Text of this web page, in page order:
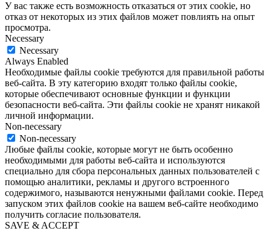
У вас также есть возможность отказаться от этих cookie, но
отказ от некоторых из этих файлов может повлиять на опыт
просмотра.
Necessary
Necessary
Always Enabled
Необходимые файлы cookie требуются для правильной работы
веб-сайта. В эту категорию входят только файлы cookie,
которые обеспечивают основные функции и функции
безопасности веб-сайта. Эти файлы cookie не хранят никакой
личной информации.
Non-necessary
Non-necessary
Любые файлы cookie, которые могут не быть особенно
необходимыми для работы веб-сайта и используются
специально для сбора персональных данных пользователей с
помощью аналитики, рекламы и другого встроенного
содержимого, называются ненужными файлами cookie. Перед
запуском этих файлов cookie на вашем веб-сайте необходимо
получить согласие пользователя.
SAVE & ACCEPT